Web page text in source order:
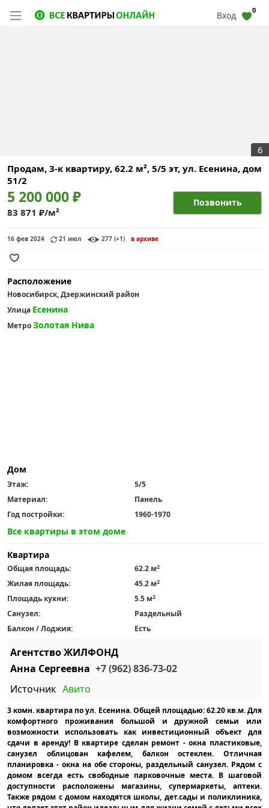
Вход 0
6
Продам, 3-к квартиру, 62.2 м², 5/5 эт, ул. Есенина, дом
51/2
5 200 000 ₽
83 871 ₽/м²
Позвонить
16 фев 2024 21 июл 277 (+1) в архиве
Расположение
Новосибирск, Дзержинский район
Улица Есенина
МетроЗолотая Нива
Дом
Этаж:
5/5
Материал:
Панель
Год постройки:
1960-1970
Все квартиры в этом доме
Квартира
Общая площадь: 62.2 м2
Жилая площадь: 45.2 м2
Площадь кухни: 5.5 м2
Санузел:
Раздельный
Балкон / Лоджия:
Есть
Агентство ЖИЛФОНД
Анна Сергеевна +7 (962) 836-73-02
Источник Авито
3 комн. квартира по ул. Есенина. Общей площадью: 62.20 кв.м. Для
комфортного проживания большой и дружной семьи или
возможности использовать как инвестиционный объект для
сдачи в аренду! В квартире сделан ремонт - окна пластиковые,
санузел облицован кафелем, балкон остеклен. Отличная
планировка - окна на обе стороны, раздельный санузел. Рядом с
домом всегда есть свободные парковочные места. В шаговой
доступности расположены магазины, супермаркеты, аптеки.
Также рядом с домом находятся школы, дет.сады и поликлиника,